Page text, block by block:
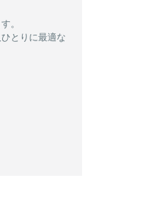
。
とりに最適な